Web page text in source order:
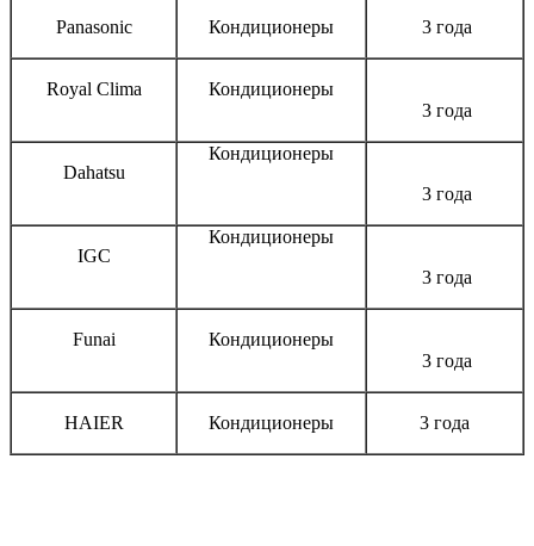
Panasonic Кондиционеры 3 года
Royal Clima
Кондиционеры
3 года
Dahatsu
Кондиционеры
3 года
IGC
Кондиционеры
3 года
Funai
Кондиционеры
3 года
HAIER Кондиционеры 3 года